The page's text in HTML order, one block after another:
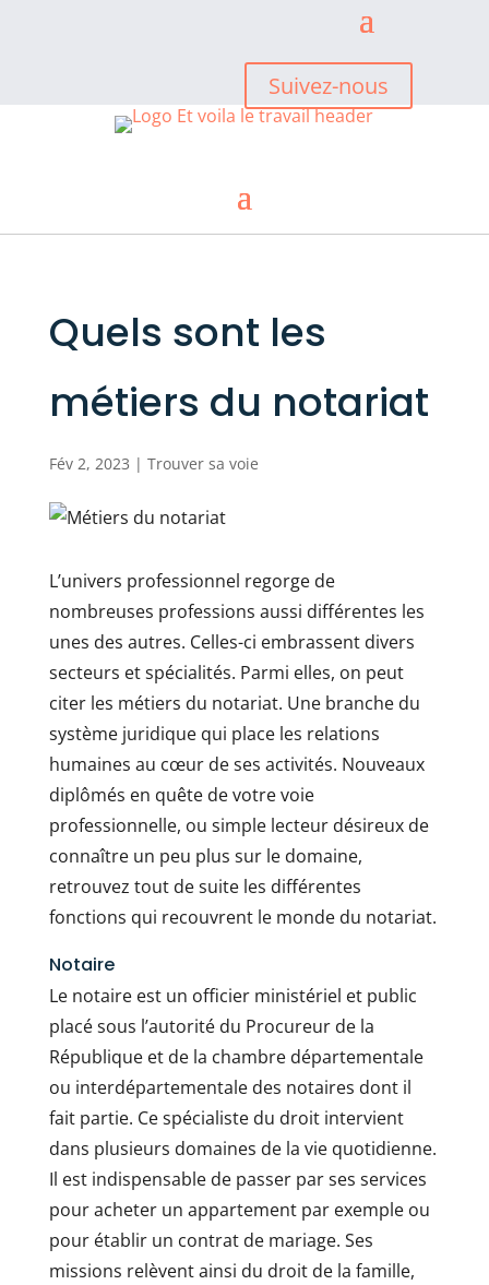
Suivez-nous
Quels sont les
métiers du notariat
Fév 2, 2023 | Trouver sa voie
L’univers professionnel regorge de
nombreuses professions aussi différentes les
unes des autres. Celles-ci embrassent divers
secteurs et spécialités. Parmi elles, on peut
citer les métiers du notariat. Une branche du
système juridique qui place les relations
humaines au cœur de ses activités. Nouveaux
diplômés en quête de votre voie
professionnelle, ou simple lecteur désireux de
connaître un peu plus sur le domaine,
retrouvez tout de suite les différentes
fonctions qui recouvrent le monde du notariat.
Notaire
Le notaire est un officier ministériel et public
placé sous l’autorité du Procureur de la
République et de la chambre départementale
ou interdépartementale des notaires dont il
fait partie. Ce spécialiste du droit intervient
dans plusieurs domaines de la vie quotidienne.
Il est indispensable de passer par ses services
pour acheter un appartement par exemple ou
pour établir un contrat de mariage. Ses
missions relèvent ainsi du droit de la famille,